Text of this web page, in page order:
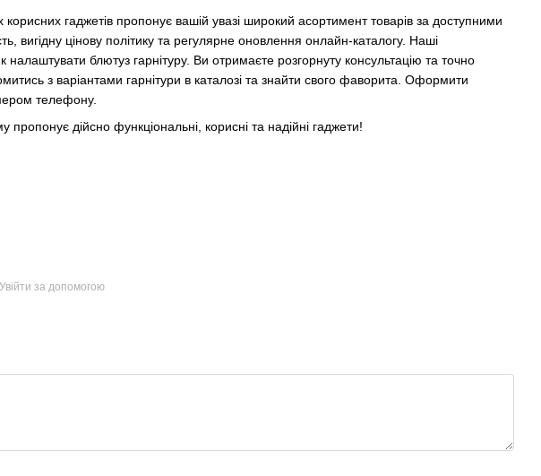
гаджетів пропонує вашій увазі широкий асортимент товарів за доступними
вигідну цінову політику та регулярне оновлення онлайн-каталогу. Наші
блютуз гарнітуру. Ви отримаєте розгорнуту консультацію та точно
з варіантами гарнітури в каталозі та знайти свого фаворита. Оформити
телефону.
дійсно функціональні, корисні та надійні гаджети!
Увійти за допомогою